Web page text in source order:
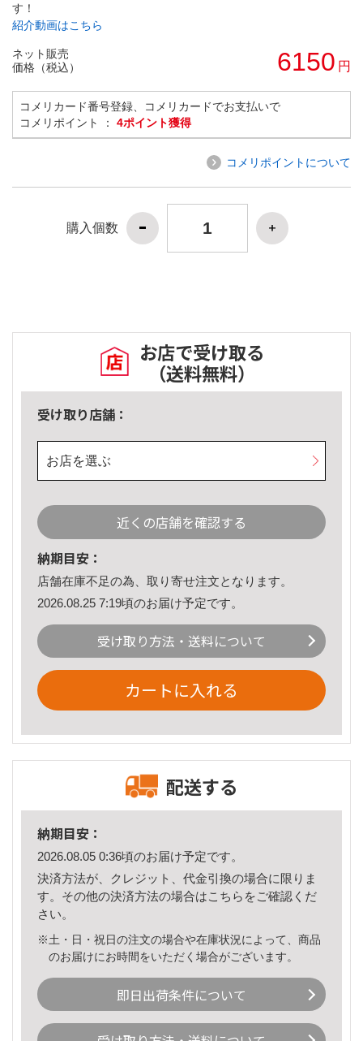
す！
紹介動画はこちら
ネット販売
価格（税込）
6150 円
コメリカード番号登録、コメリカードでお支払いで
コメリポイント ： 4ポイント獲得
コメリポイントについて
購入個数
お店で受け取る
（送料無料）
受け取り店舗：
お店を選ぶ
近くの店舗を確認する
納期目安：
店舗在庫不足の為、取り寄せ注文となります。
2026.08.25 7:19頃のお届け予定です。
受け取り方法・送料について
カートに入れる
配送する
納期目安：
2026.08.05 0:36頃のお届け予定です。
決済方法が、クレジット、代金引換の場合に限りま
す。その他の決済方法の場合はこちら をご確認くだ
さい。
※土・日・祝日の注文の場合や在庫状況によって、商品
のお届けにお時間をいただく場合がございます。
即日出荷条件について